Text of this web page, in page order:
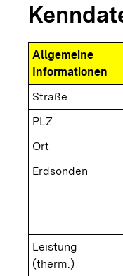
Allgemeine
Informationen
Straße
PLZ
Ort
Erdsonden
Leistung
(therm.)